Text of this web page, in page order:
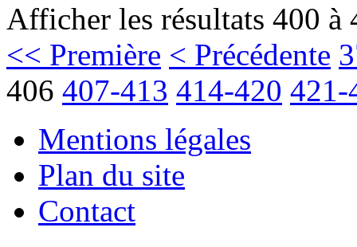
Afficher les résultats 400 à
<< Première < Précédente
406 407-413 414-420 421-
Mentions légales
Plan du site
Contact